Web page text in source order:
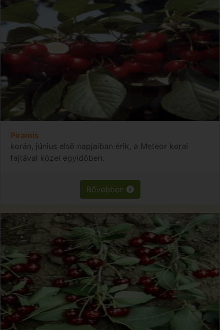
Piramis
korán, június első napjaiban érik, a Meteor korai
fajtával közel egyidőben.
Bővebben